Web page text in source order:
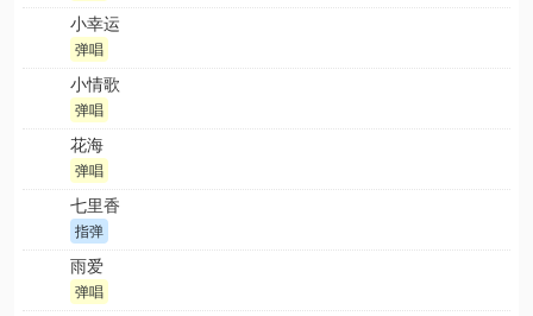
小幸运
弹唱
小情歌
弹唱
花海
弹唱
七里香
指弹
雨爱
弹唱